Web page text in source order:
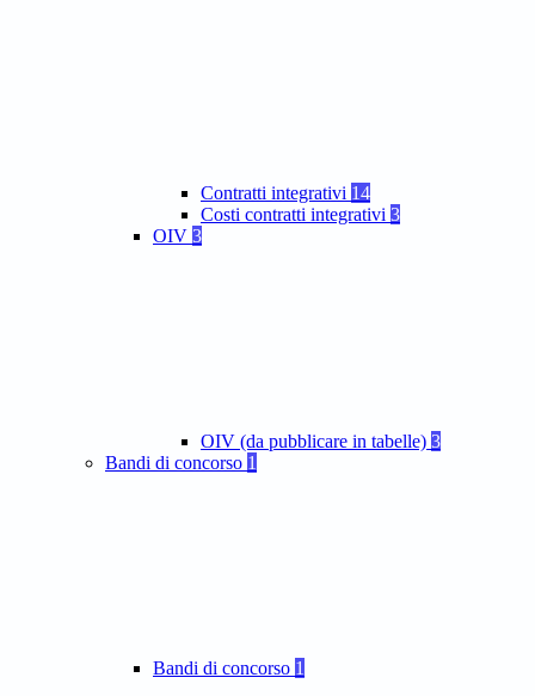
Contratti integrativi 14
Costi contratti integrativi 3
OIV 3
OIV (da pubblicare in tabelle) 3
Bandi di concorso 1
Bandi di concorso 1